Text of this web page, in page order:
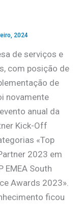
2024
de serviços e
com posição de
de
novamente
anual da
Kick-Off
«Top
2023 em
EMEA South
Awards 2023».
ficou